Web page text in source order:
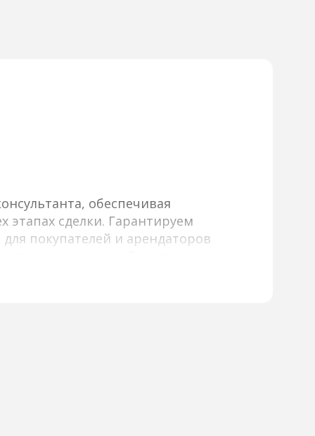
обеспечивая
этапах сделки. Гарантируем
покупателей и арендаторов